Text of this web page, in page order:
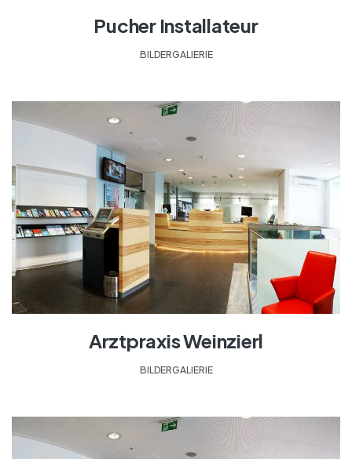
Pucher Installateur
BILDERGALIERIE
Arztpraxis Weinzierl
BILDERGALIERIE